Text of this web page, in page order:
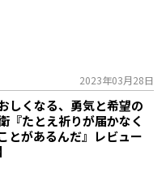
2023年03月28日
しくなる、勇気と希望の
『たとえ祈りが届かなく
とがあるんだ』レビュー